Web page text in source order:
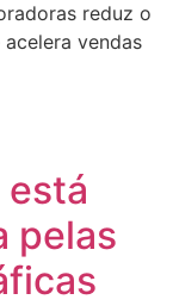
reduz o
vendas
está
pelas